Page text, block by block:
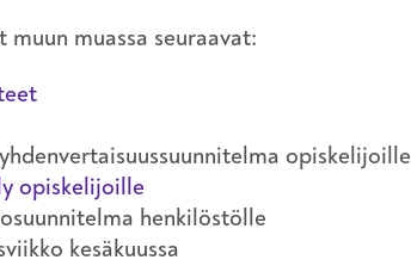
muassa seuraavat:
opiskelijoille
opiskelijoille
henkilöstölle
kesäkuussa